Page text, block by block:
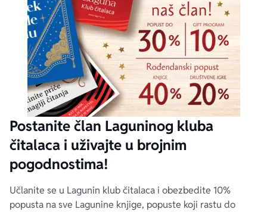
Postanite član Laguninog kluba
čitalaca i uživajte u brojnim
pogodnostima!
Učlanite se u Lagunin klub čitalaca i obezbedite 10%
popusta na sve Lagunine knjige, popuste koji rastu do